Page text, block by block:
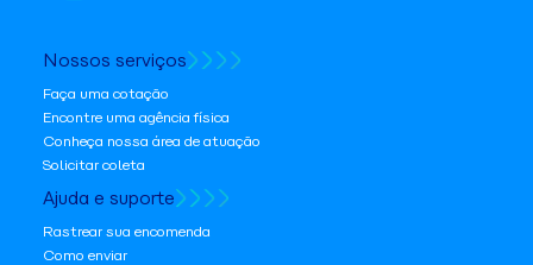
Nossos serviços
Faça uma cotação
Encontre uma agência física
Conheça nossa área de atuação
Solicitar coleta
Ajuda e suporte
Rastrear sua encomenda
Como enviar